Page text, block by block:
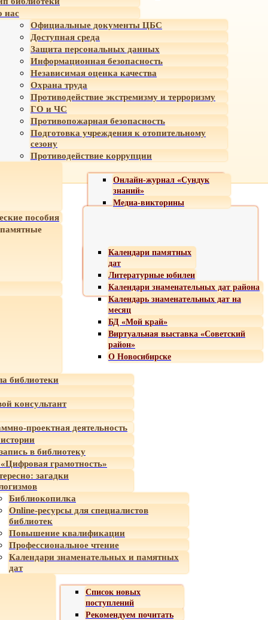
нас
Официальные документы ЦБС
Доступная среда
Защита персональных данных
Информационная безопасность
Независимая оценка качества
Охрана труда
Противодействие экстремизму и терроризму
ГО и ЧС
Противопожарная безопасность
Подготовка учреждения к отопительному
сезону
Противодействие коррупции
Онлайн-журнал «Сундук
знаний»
Медиа-викторины
пособия
Календари памятных
дат
Литературные юбилеи
Календари знаменательных дат района
Календарь знаменательных дат на
месяц
БД «Мой край»
Виртуальная выставка «Советский
район»
О Новосибирске
библиотеки
консультант
проектная деятельность
в библиотеку
грамотность»
загадки
Библиокопилка
Online-ресурсы для специалистов
библиотек
Повышение квалификации
Профессиональное чтение
Календари знаменательных и памятных
дат
Список новых
поступлений
Рекомендуем почитать